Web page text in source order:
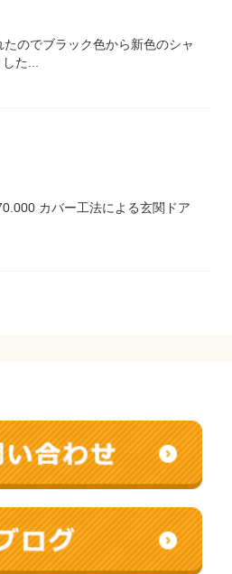
のでブラック色から新色のシャ
た...
カバー工法による玄関ドア